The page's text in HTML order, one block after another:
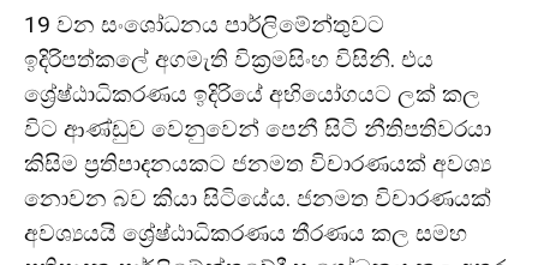
19 වන සංශෝධනය පාර්ලිමේන්තුවට
ඉදිරිපත්කලේ අගමැති වික්‍රමසිංහ විසිනි. එය
ශ්‍රේෂ්ඨාධිකරණය ඉදිරියේ අභියෝගයට ලක් කල
විට ආණ්ඩුව වෙනුවෙන් පෙනී සිටි නීතිපතිවරයා
කිසිම ප්‍රතිපාදනයකට ජනමත විචාරණයක් අවශ්‍ය
නොවන බව කියා සිටියේය. ජනමත විචාරණයක්
අවශ්‍යයයි ශ්‍රේෂ්ඨාධිකරණය තීරණය කල සමහ